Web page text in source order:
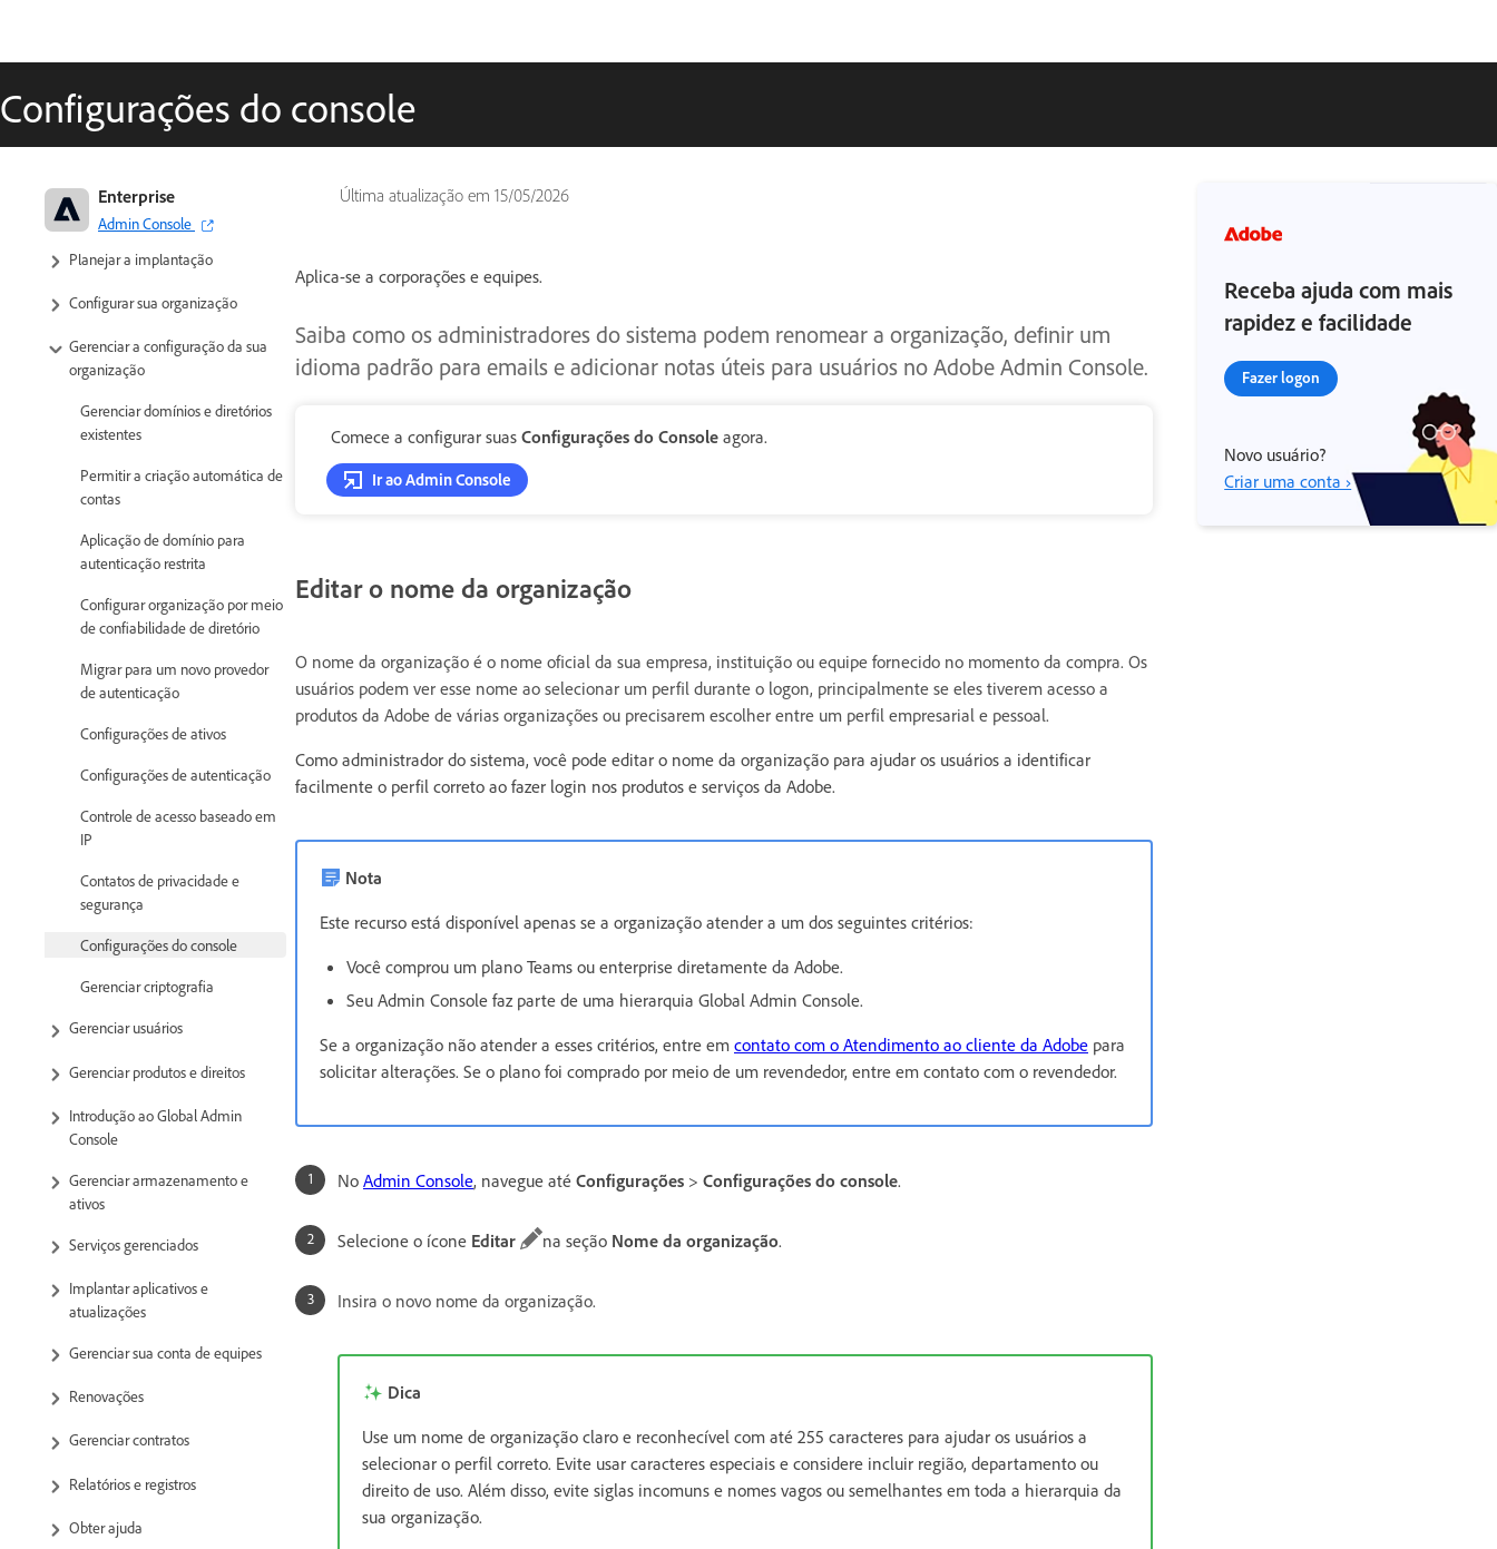
Configurações do console
Última atualização em 15/05/2026
Enterprise
Admin Console
Adobe para corporações e equipes:
guia de administração
Planejar a implantação
Configurar sua organização
Gerenciar a configuração da sua
organização
Gerenciar domínios e diretórios
existentes
Permitir a criação automática de
contas
Aplicação de domínio para
autenticação restrita
Configurar organização por meio
de confiabilidade de diretório
Migrar para um novo provedor
de autenticação
Configurações de ativos
Configurações de autenticação
Controle de acesso baseado em
IP
Contatos de privacidade e
segurança
Configurações do console
Gerenciar criptografia
Gerenciar usuários
Gerenciar produtos e direitos
Introdução ao Global Admin
Console
Gerenciar armazenamento e
ativos
Serviços gerenciados
Implantar aplicativos e
atualizações
Gerenciar sua conta de equipes
Renovações
Gerenciar contratos
Relatórios e registros
Obter ajuda
Aplica-se a corporações e equipes.
Saiba como os administradores do sistema podem renomear a organização, definir um
idioma padrão para emails e adicionar notas úteis para usuários no Adobe Admin Console.
Comece a configurar suas Configurações do Console agora.
Ir ao Admin Console
Editar o nome da organização
O nome da organização é o nome oficial da sua empresa, instituição ou equipe fornecido no momento da compra. Os
usuários podem ver esse nome ao selecionar um perfil durante o logon, principalmente se eles tiverem acesso a
produtos da Adobe de várias organizações ou precisarem escolher entre um perfil empresarial e pessoal.
Como administrador do sistema, você pode editar o nome da organização para ajudar os usuários a identificar
facilmente o perfil correto ao fazer login nos produtos e serviços da Adobe.
Nota
Este recurso está disponível apenas se a organização atender a um dos seguintes critérios:
Você comprou um plano Teams ou enterprise diretamente da Adobe.
Seu Admin Console faz parte de uma hierarquia Global Admin Console.
Se a organização não atender a esses critérios, entre em contato com o Atendimento ao cliente da Adobe para
solicitar alterações. Se o plano foi comprado por meio de um revendedor, entre em contato com o revendedor.
No Admin Console, navegue até Configurações > Configurações do console.
Selecione o ícone Editar na seção Nome da organização.
Insira o novo nome da organização.
Dica
Use um nome de organização claro e reconhecível com até 255 caracteres para ajudar os usuários a
selecionar o perfil correto. Evite usar caracteres especiais e considere incluir região, departamento ou
direito de uso. Além disso, evite siglas incomuns e nomes vagos ou semelhantes em toda a hierarquia da
sua organização.
Receba ajuda com mais
rapidez e facilidade
Fazer logon
Novo usuário?
Criar uma conta ›